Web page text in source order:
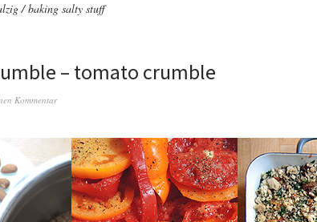
/ baking salty stuff
– tomato crumble
Kommentar